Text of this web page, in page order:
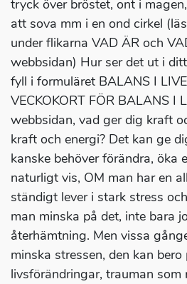
tryck över bröstet, ont i
att sova mm i en ond cirkel
under flikarna VAD ÄR och
webbsidan) Hur ser det ut i
fyll i formuläret BALANS I
VECKOKORT FÖR BALANS I
webbsidan, vad ger dig kraft
kraft och energi? Det kan ge
kanske behöver förändra, öka
naturligt vis, OM man har en
ständigt lever i stark stress
man minska på det, inte bara
återhämtning. Men vissa
minska stressen, den kan bero
livsförändringar, trauman som